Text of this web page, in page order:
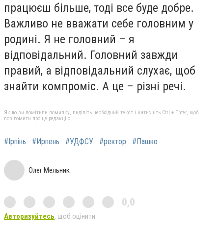
працюєш більше, тоді все буде добре.
Важливо не вважати себе головним у
родині. Я не головний – я
відповідальний. Головний завжди
правий, а відповідальний слухає, щоб
знайти компроміс. А це – різні речі.
Якщо ви помітили помилку, виділіть необхідний текст і натисніть Ctrl + Enter, щоб
повідомити про це редакцію
#Ірпінь #Ирпень #УДФСУ #ректор #Пашко
Олег Мельник
0,0
Авторизуйтесь, щоб оцінити